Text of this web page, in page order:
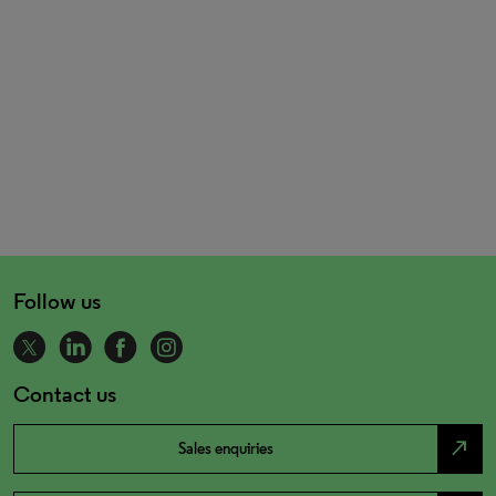
Follow us
Contact us
Sales enquiries north_east